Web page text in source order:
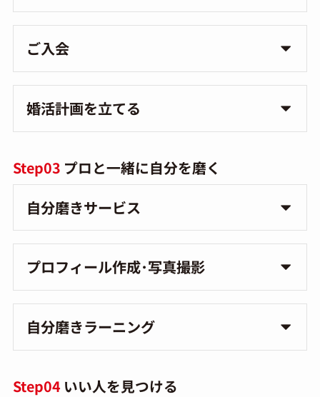
ご入会
婚活計画を立てる
Step03 プロと一緒に自分を磨く
自分磨きサービス
プロフィール作成･写真撮影
自分磨きラーニング
Step04 いい人を見つける